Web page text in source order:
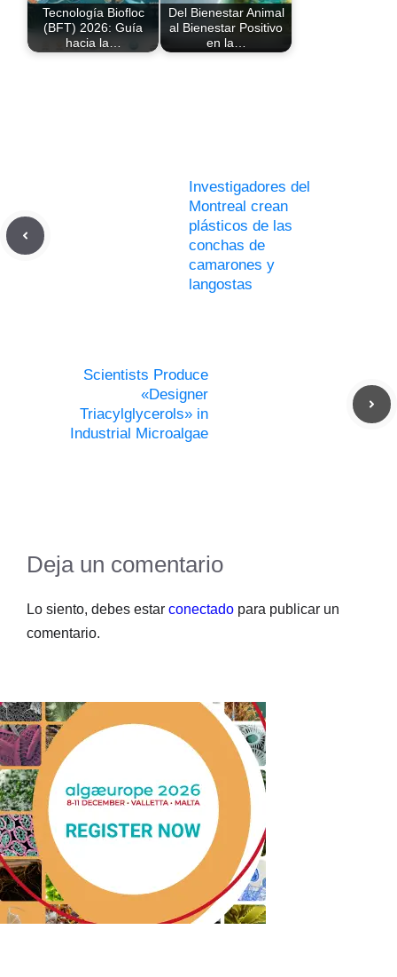
Tecnología Biofloc
(BFT) 2026: Guía
hacia la…
Del Bienestar Animal
al Bienestar Positivo
en la…
Investigadores del
Montreal crean
plásticos de las
conchas de
camarones y
langostas
Scientists Produce
«Designer
Triacylglycerols» in
Industrial Microalgae
Deja un comentario
Lo siento, debes estar conectado para publicar un
comentario.